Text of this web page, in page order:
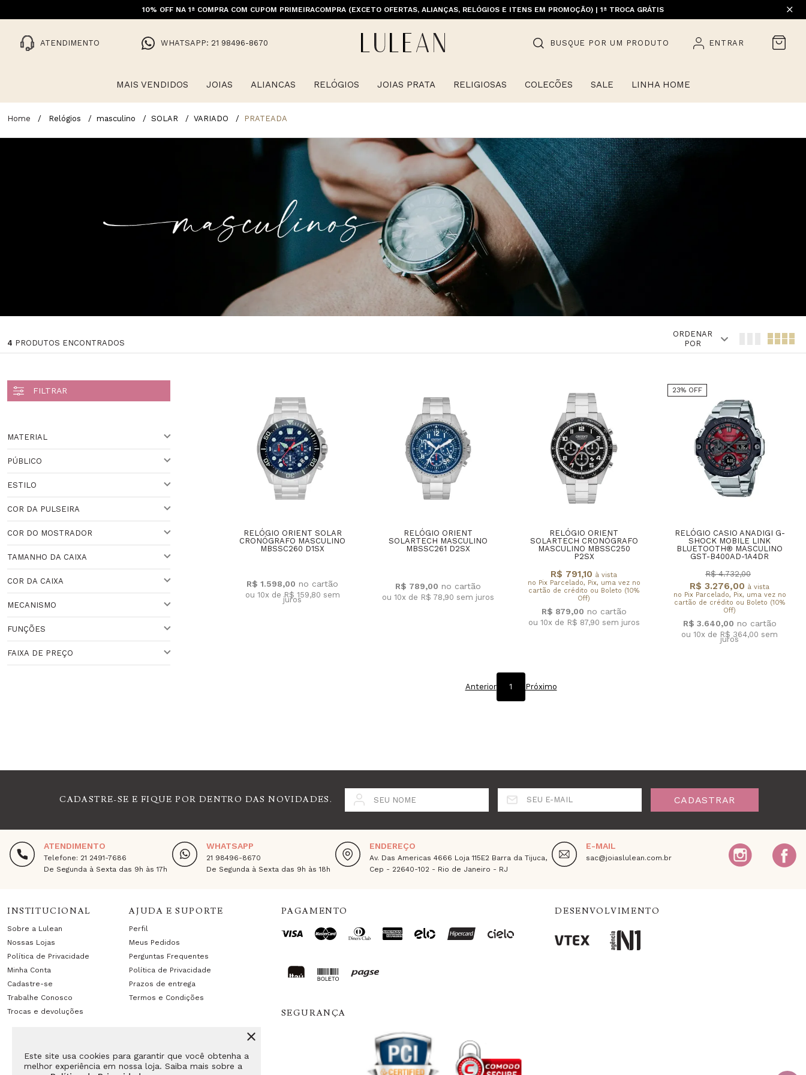
10% OFF NA 1ª COMPRA COM CUPOM PRIMEIRACOMPRA (EXCETO OFERTAS, ALIANÇAS, RELÓGIOS E ITENS EM PROMOÇÃO) | 1ª TROCA GRÁTIS
ATENDIMENTO WHATSAPP: 21 98496-8670 BUSQUE POR UM PRODUTO ENTRAR
MAIS VENDIDOS JOIAS ALIANCAS RELÓGIOS JOIAS PRATA RELIGIOSAS COLECÕES SALE LINHA HOME
Este site usa cookies para garantir que você obtenha a
melhor experiência em nossa loja. Saiba mais sobre a
Relógios masculino SOLAR VARIADO PRATEADA
4 PRODUTOS ENCONTRADOS
ORDENAR
POR
MATERIAL
PÚBLICO
ESTILO
COR DA PULSEIRA
COR DO MOSTRADOR
TAMANHO DA CAIXA
COR DA CAIXA
MECANISMO
SOLAR
FUNÇÕES
CRONÓGRAFO
FAIXA DE PREÇO
RELÓGIO ORIENT SOLAR
CRONÓGRAFO MASCULINO
MBSSC260 D1SX
R$ 1.598,00
ou 10x de R$ 159,80 sem
juros
RELÓGIO ORIENT
SOLARTECH MASCULINO
MBSSC261 D2SX
R$ 789,00
ou 10x de R$ 78,90 sem juros
RELÓGIO ORIENT
SOLARTECH CRONÓGRAFO
MASCULINO MBSSC250
P2SX
R$ 791,10 à vista
no Pix Parcelado, Pix, uma vez no
cartão de crédito ou Boleto (10%
Off)
R$ 879,00
ou 10x de R$ 87,90 sem juros
23% OFF
RELÓGIO CASIO ANADIGI G-
SHOCK MOBILE LINK
BLUETOOTH® MASCULINO
GST-B400AD-1A4DR
R$ 3.276,00 à vista
no Pix Parcelado, Pix, uma vez no
cartão de crédito ou Boleto (10%
Off)
R$ 4.732,00
R$ 3.640,00
ou 10x de R$ 364,00 sem
juros
Anterior 1 Próximo
CADASTRE-SE E FIQUE POR DENTRO DAS NOVIDADES. SEU NOME SEU E-MAIL CADASTRAR
ATENDIMENTO
Telefone: 21 2491-7686
De Segunda à Sexta das 9h às 17h
WHATSAPP
21 98496-8670
De Segunda à Sexta das 9h às 18h
ENDEREÇO
Av. Das Americas 4666 Loja 115E2 Barra da Tijuca,
Cep - 22640-102 - Rio de Janeiro - RJ
E-MAIL
sac@joiaslulean.com.br
INSTITUCIONAL
Sobre a Lulean
Nossas Lojas
Política de Privacidade
Minha Conta
Cadastre-se
Trabalhe Conosco
Trocas e devoluções
AJUDA E SUPORTE
Perfil
Meus Pedidos
Perguntas Frequentes
Política de Privacidade
Prazos de entrega
Termos e Condições
PAGAMENTO
SEGURANÇA
DESENVOLVIMENTO